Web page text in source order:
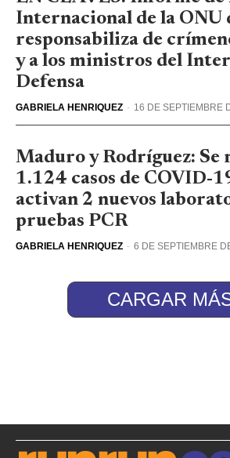
Internacional de la ONU
responsabiliza de
y a los ministros del
Defensa
GABRIELA HENRIQUEZ - 16 DE SEPTIEMBRE
Maduro y Rodríguez: Se
1.124 casos de COVID-
activan 2 nuevos
pruebas PCR
GABRIELA HENRIQUEZ - 6 DE SEPTIEMBRE
CARGAR